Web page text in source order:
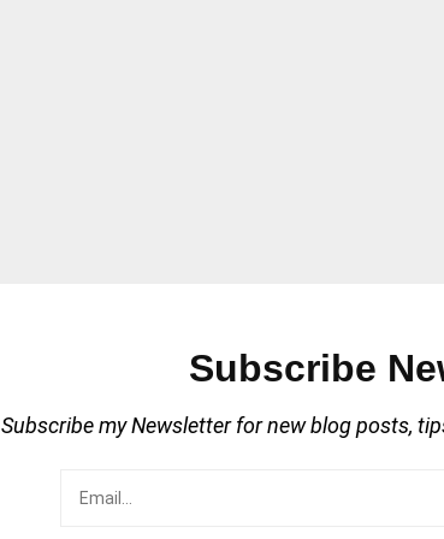
Subscribe
Subscribe my Newsletter for new blog posts,